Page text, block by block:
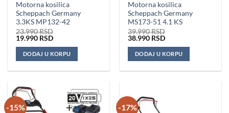
Motorna kosilica
Scheppach Germany
3.3KS MP132-42
23.990RSD
Originalna
bila:
23.990 RSD.
19.990 RSDTrenutna
je:
19.990 RSD.
DODAJ U KORPU
Motorna kosilica
Scheppach Germany
MS173-51 4.1 KS
39.990RSD
Originalna
bila:
39.990 RSD.
38.990 RSDTrenutna
je:
38.990 RSD.
DODAJ U KORPU
-15% -17%